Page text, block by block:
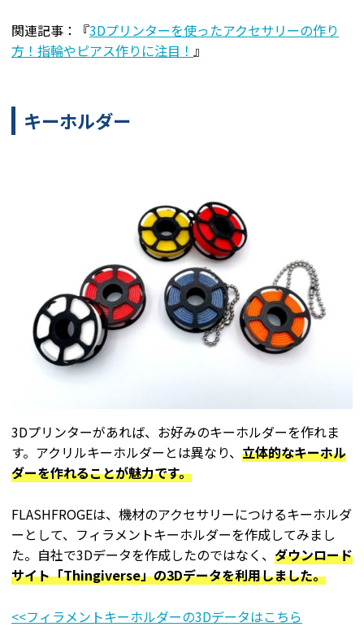
関連記事：『3Dプリンターを使ったアクセサリーの作り
方！指輪やピアス作りに注目！ 』
キーホルダー
3Dプリンターがあれば、お好みのキーホルダーを作れま
す。アクリルキーホルダーとは異なり、 立体的なキーホル
ダーを作れることが魅力です。
FLASHFROGEは、機材のアクセサリーにつけるキーホルダ
ーとして、フィラメントキーホルダーを作成してみまし
た。自社で3Dデータを作成したのではなく、 ダウンロード
サイト「Thingiverse」の3Dデータを利用しました。
<<フィラメントキーホルダーの3Dデータはこちら